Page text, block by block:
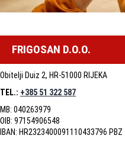
FRIGOSAN D.O.O.
Obitelji Duiz 2, HR-51000 RIJEKA
TEL.: +385 51 322 587
MB: 040263979
OIB: 97154906548
IBAN: HR2323400091110433796 PBZ